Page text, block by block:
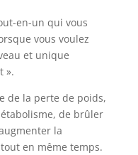
en-un qui vous
vous voulez
et unique
».
de la perte de poids,
de brûler
la
en même temps.